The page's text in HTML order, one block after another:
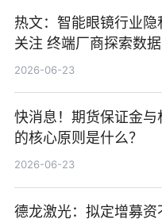
热文：智能眼镜行业隐
关注 终端厂商探索数
等方案
2026-06-23
快消息！期货保证金与
的核心原则是什么？
2026-06-23
德龙激光：拟定增募资